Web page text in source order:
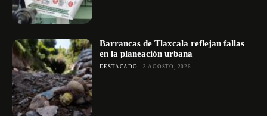
Barrancas de Tlaxcala reflejan fallas
en la planeación urbana
DESTACADO 3 AGOSTO, 2026